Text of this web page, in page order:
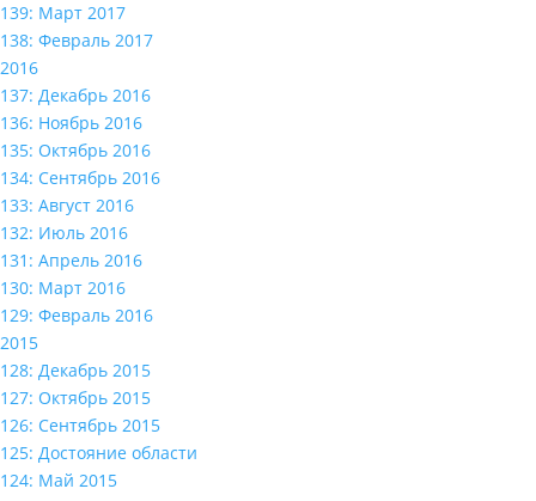
139: Март 2017
138: Февраль 2017
2016
137: Декабрь 2016
136: Ноябрь 2016
135: Октябрь 2016
134: Сентябрь 2016
133: Август 2016
132: Июль 2016
131: Апрель 2016
130: Март 2016
129: Февраль 2016
2015
128: Декабрь 2015
127: Октябрь 2015
126: Сентябрь 2015
125: Достояние области
124: Май 2015